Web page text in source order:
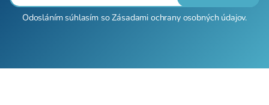
Odosláním súhlasím soZásadami ochrany osobných údajov.